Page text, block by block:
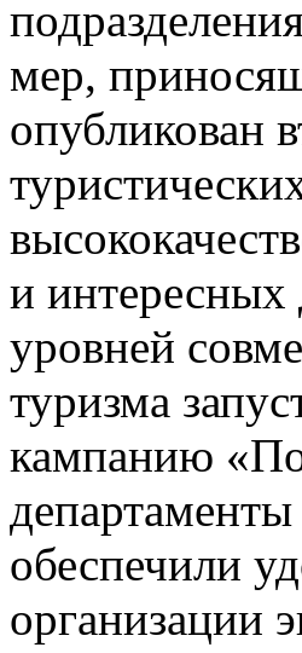
мер,
опубликован
и
уровней
туризма
кампанию
обеспечили
организации